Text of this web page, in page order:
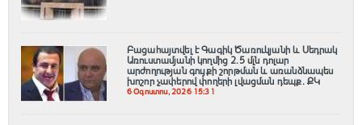
Բացահայտվել է Գագիկ Ծառուկյանի և Սեդրակ
Առուստամյանի կողմից 2.5 մլն դոլար
արժողության գույքի շորթման և առանձնապես
խոշոր չափերով փողերի լվացման դեպք. ՔԿ
6 Օգոստոս, 2026 15:31